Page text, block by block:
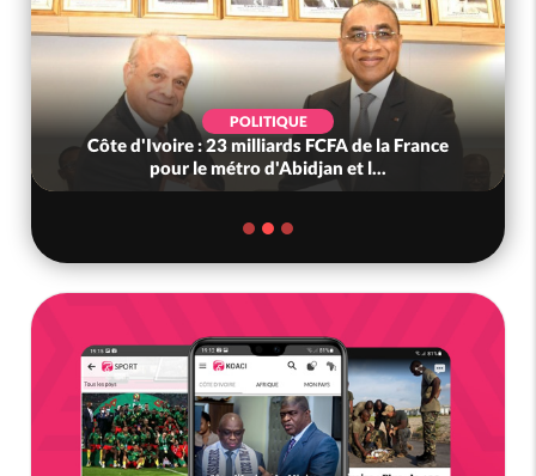
POLITIQUE
Côte d'Ivoire : 23 milliards FCFA de la France
pour le métro d'Abidjan et l...